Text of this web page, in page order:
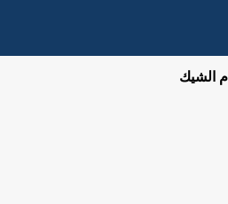
الشيك